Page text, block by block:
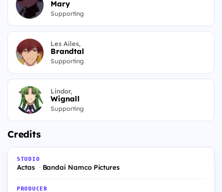
Mary
Supporting
Les Ailes,
Brandtal
Supporting
Lindor,
Wignall
Supporting
Credits
STUDIO
Actas Bandai Namco Pictures
PRODUCER